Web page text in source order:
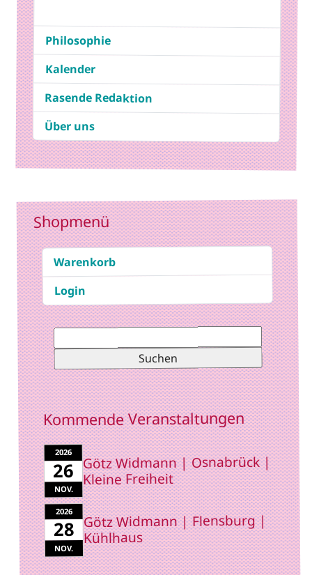
Philosophie
Kalender
Rasende Redaktion
Über uns
Shopmenü
Warenkorb
Login
Suchen
nach:
Kommende Veranstaltungen
2026
26
NOV.
Götz Widmann | Osnabrück |
Kleine Freiheit
2026
28
NOV.
Götz Widmann | Flensburg |
Kühlhaus